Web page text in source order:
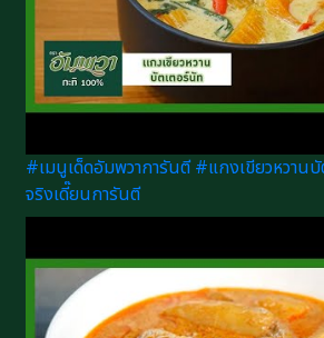
#เมนูเด็ดอัมพวาการันตี #แกงเขียวหวาน
จริงเดี๊ยนการันตี